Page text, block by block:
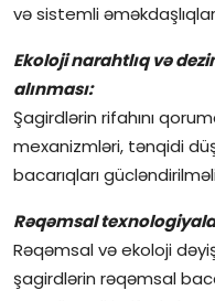
və sistemli
Ekoloji narahtlıq və
alınması:
Şagirdlərin rifahını
mexanizmləri, tənqidi
bacarıqları
Rəqəmsal
Rəqəmsal və ekoloji
şagirdlərin rəqəmsal